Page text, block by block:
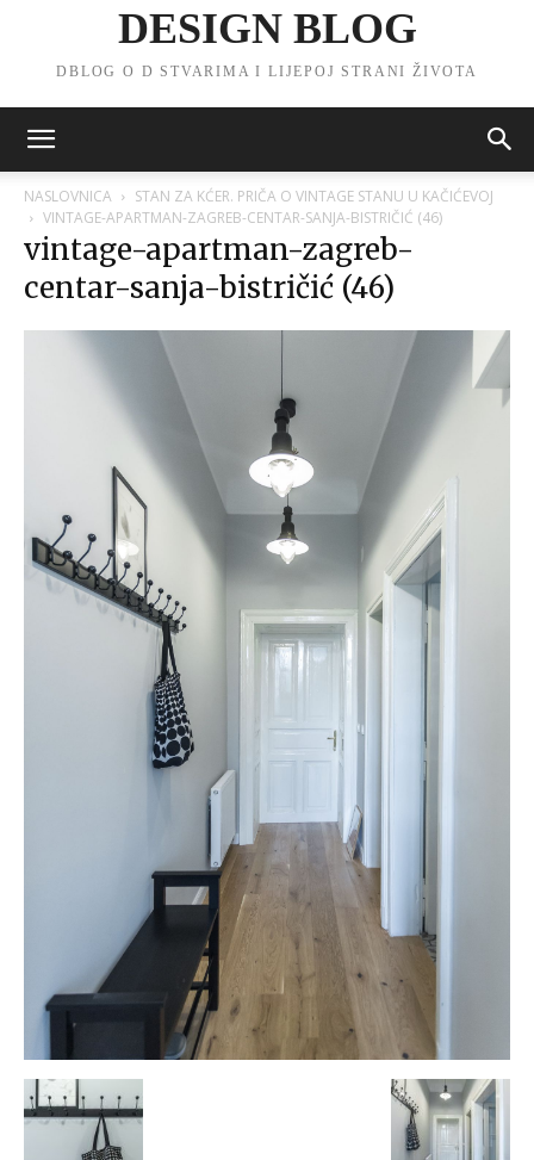
DESIGN BLOG
DBLOG O D STVARIMA I LIJEPOJ STRANI ŽIVOTA
NASLOVNICA
STAN ZA KĆER. PRIČA O VINTAGE STANU U KAČIĆEVOJ
VINTAGE-APARTMAN-ZAGREB-CENTAR-SANJA-BISTRIČIĆ (46)
vintage-apartman-zagreb-
centar-sanja-bistričić (46)